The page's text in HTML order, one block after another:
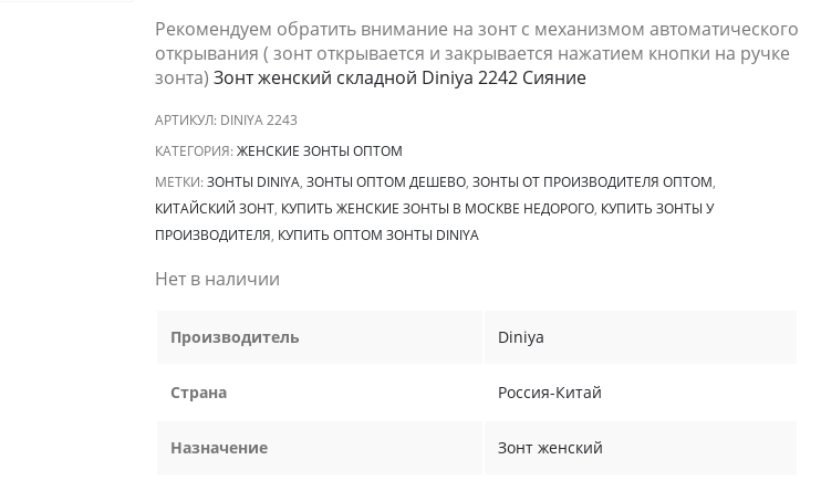
Рекомендуем обратить внимание на зонт с механизмом автоматического
открывания ( зонт открывается и закрывается нажатием кнопки на ручке
зонта) Зонт женский складной Diniya 2242 Сияние
АРТИКУЛ: DINIYA 2243
КАТЕГОРИЯ:ЖЕНСКИЕ ЗОНТЫ ОПТОМ
МЕТКИ:ЗОНТЫ DINIYA, ЗОНТЫ ОПТОМ ДЕШЕВО, ЗОНТЫ ОТ ПРОИЗВОДИТЕЛЯ ОПТОМ,
КИТАЙСКИЙ ЗОНТ, КУПИТЬ ЖЕНСКИЕ ЗОНТЫ В МОСКВЕ НЕДОРОГО, КУПИТЬ ЗОНТЫ У
ПРОИЗВОДИТЕЛЯ, КУПИТЬ ОПТОМ ЗОНТЫ DINIYA
Нет в наличии
Производитель Diniya
Страна Россия-Китай
Назначение Зонт женский